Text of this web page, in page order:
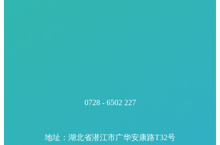
0728 - 6502 227
地址：湖北省潜江市广华安康路T32号